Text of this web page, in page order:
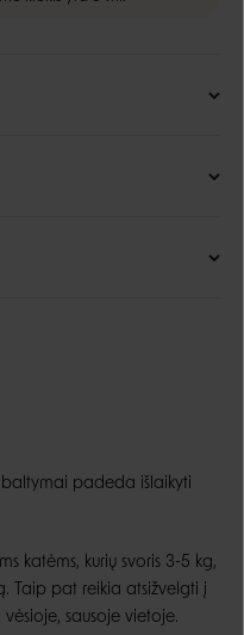
baltymai padeda išlaikyti
katėms, kurių svoris 3-5 kg,
Taip pat reikia atsižvelgti į
sausoje vietoje.